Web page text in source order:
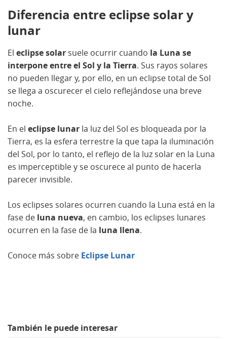
Diferencia entre eclipse solar y
lunar
El eclipse solar suele ocurrir cuando la Luna se
interpone entre el Sol y la Tierra. Sus rayos solares
no pueden llegar y, por ello, en un eclipse total de Sol
se llega a oscurecer el cielo reflejándose una breve
noche.
En el eclipse lunar la luz del Sol es bloqueada por la
Tierra, es la esfera terrestre la que tapa la iluminación
del Sol, por lo tanto, el reflejo de la luz solar en la Luna
es imperceptible y se oscurece al punto de hacerla
parecer invisible.
Los eclipses solares ocurren cuando la Luna está en la
fase de luna nueva, en cambio, los eclipses lunares
ocurren en la fase de la luna llena.
Conoce más sobre Eclipse Lunar
También le puede interesar